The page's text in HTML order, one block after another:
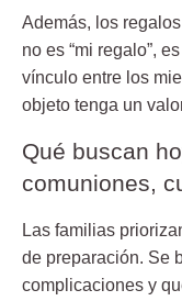
Además, los
no es “mi regalo”,
vínculo entre los
objeto tenga un
Qué buscan
comuniones,
Las familias
de preparación. Se
complicaciones y